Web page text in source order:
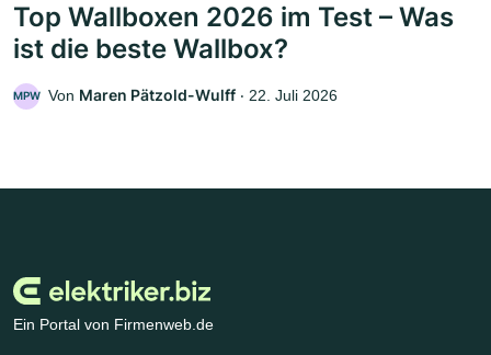
Top Wallboxen 2026 im Test – Was
ist die beste Wallbox?
MPW Von Maren Pätzold-Wulff ‧ 22. Juli 2026
Ein Portal von Firmenweb.de